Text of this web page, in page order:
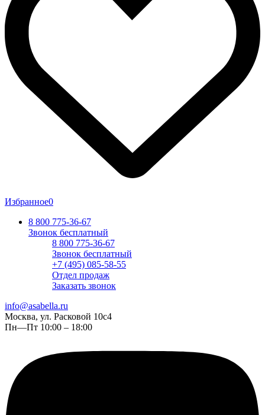
Избранное0
8 800 775-36-67
Звонок бесплатный
8 800 775-36-67
Звонок бесплатный
+7 (495) 085-58-55
Отдел продаж
Заказать звонок
info@asabella.ru
Москва, ул. Расковой 10с4
Пн—Пт 10:00 – 18:00